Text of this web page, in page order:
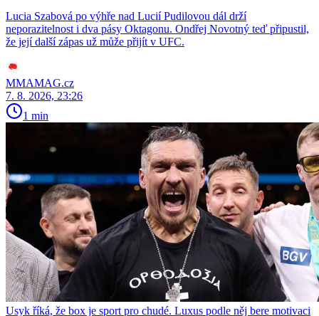
Lucia Szabová po výhře nad Lucií Pudilovou dál drží
neporazitelnost i dva pásy Oktagonu. Ondřej Novotný teď připustil,
že její další zápas už může přijít v UFC.
MMAMAG.cz
7. 8. 2026, 23:26
1 min
Usyk říká, že box je sport pro chudé. Luxus podle něj bere motivaci